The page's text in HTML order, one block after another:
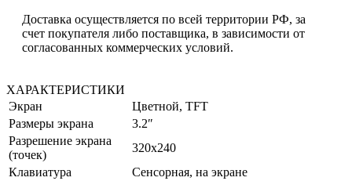
Доставка осуществляется по всей территории РФ, за
счет покупателя либо поставщика, в зависимости от
согласованных коммерческих условий.
ХАРАКТЕРИСТИКИ
Экран
Цветной, TFT
Размеры экрана
3.2″
Разрешение экрана
(точек)
320х240
Клавиатура
Сенсорная, на экране